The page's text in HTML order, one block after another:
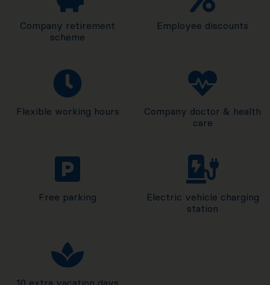
Company retirement
scheme
Employee discounts
Flexible working hours
Company doctor & health
care
Free parking
Electric vehicle charging
station
10 extra vacation days